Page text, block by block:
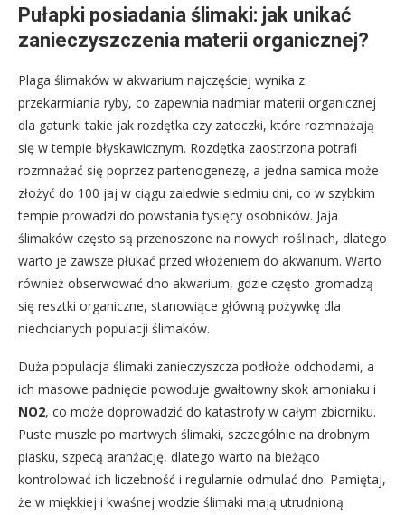
Pułapki posiadania ślimaki: jak unikać
zanieczyszczenia materii organicznej?
Plaga ślimaków w akwarium najczęściej wynika z
przekarmiania ryby, co zapewnia nadmiar materii organicznej
dla gatunki takie jak rozdętka czy zatoczki, które rozmnażają
się w tempie błyskawicznym. Rozdętka zaostrzona potrafi
rozmnażać się poprzez partenogenezę, a jedna samica może
złożyć do 100 jaj w ciągu zaledwie siedmiu dni, co w szybkim
tempie prowadzi do powstania tysięcy osobników. Jaja
ślimaków często są przenoszone na nowych roślinach, dlatego
warto je zawsze płukać przed włożeniem do akwarium. Warto
również obserwować dno akwarium, gdzie często gromadzą
się resztki organiczne, stanowiące główną pożywkę dla
niechcianych populacji ślimaków.
Duża populacja ślimaki zanieczyszcza podłoże odchodami, a
ich masowe padnięcie powoduje gwałtowny skok amoniaku i
NO2, co może doprowadzić do katastrofy w całym zbiorniku.
Puste muszle po martwych ślimaki, szczególnie na drobnym
piasku, szpecą aranżację, dlatego warto na bieżąco
kontrolować ich liczebność i regularnie odmulać dno. Pamiętaj,
że w miękkiej i kwaśnej wodzie ślimaki mają utrudnioną